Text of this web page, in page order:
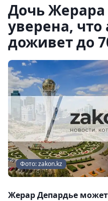
Дочь
уверена, что
доживет до
Фото: zakon.kz
Жерар Депардье